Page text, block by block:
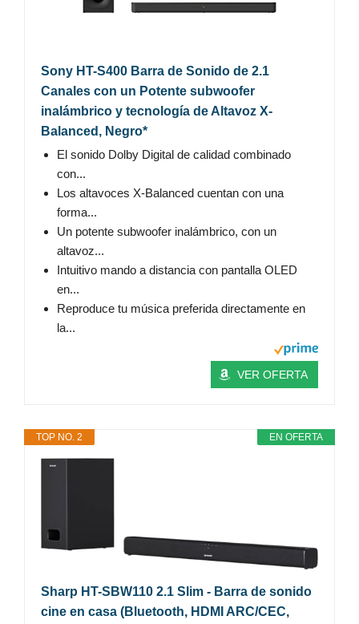
Sony HT-S400 Barra de Sonido de 2.1
Canales con un Potente subwoofer
inalámbrico y tecnología de Altavoz X-
Balanced, Negro*
El sonido Dolby Digital de calidad combinado
con...
Los altavoces X-Balanced cuentan con una
forma...
Un potente subwoofer inalámbrico, con un
altavoz...
Intuitivo mando a distancia con pantalla OLED
en...
Reproduce tu música preferida directamente en
la...
VER OFERTA
EN OFERTA
TOP NO. 2
Sharp HT-SBW110 2.1 Slim - Barra de sonido
cine en casa (Bluetooth, HDMI ARC/CEC,